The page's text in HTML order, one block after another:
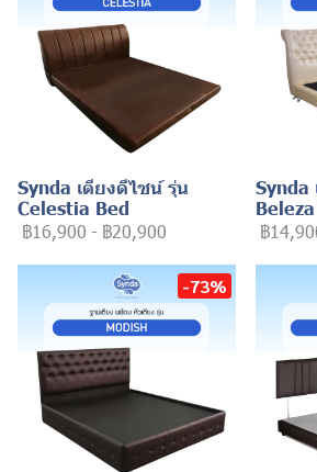
Synda เตียงดีไซน์ รุ่น
Celestia Bed
฿16,900 - ฿20,900
Synda
฿
-73%